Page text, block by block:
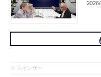
※ スポンサー